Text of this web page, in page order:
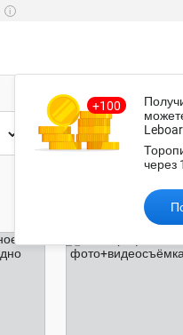
i
через
Гродно
Рекомендованные